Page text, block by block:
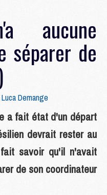
aucune
séparer de
Luca Demange
a fait état d'un départ
devrait rester au
savoir qu'il n'avait
de son coordinateur